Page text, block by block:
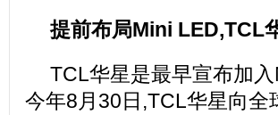
提前布局Mini LED,TCL
TCL华星是最早宣布加
今年8月30日,TCL华星向